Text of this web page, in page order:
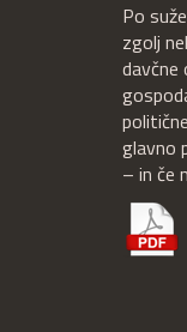
Po
zgolj
davčne
glavno
– in če